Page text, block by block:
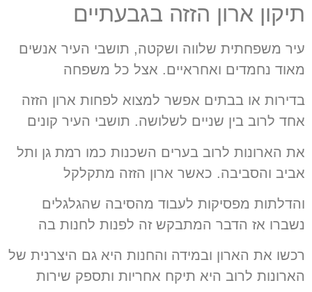
תיקון ארון הזזה בגבעתיים
עיר משפחתית שלווה ושקטה, תושבי העיר אנשים
מאוד נחמדים ואחראיים. אצל כל משפחה
בדירות או בבתים אפשר למצוא לפחות ארון הזזה
אחד לרוב בין שניים לשלושה. תושבי העיר קונים
את הארונות לרוב בערים השכנות כמו רמת גן ותל
אביב והסביבה. כאשר ארון הזזה מתקלקל
והדלתות מפסיקות לעבוד מהסיבה שהגלגלים
נשברו אז הדבר המתבקש זה לפנות לחנות בה
רכשו את הארון ובמידה והחנות היא גם היצרנית של
הארונות לרוב היא תיקח אחריות ותספק שירות